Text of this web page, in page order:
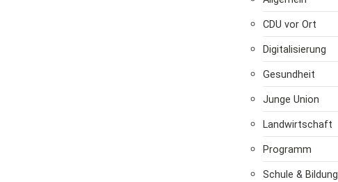
CDU vor Ort
Digitalisierung
Gesundheit
Junge Union
Landwirtschaft
Programm
Schule & Bildung